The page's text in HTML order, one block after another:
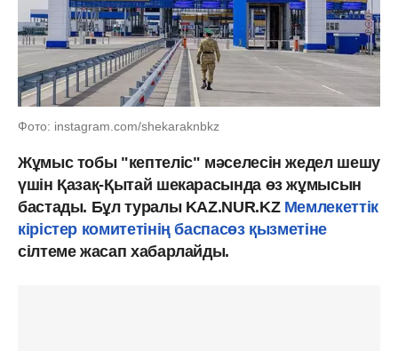
Фото: instagram.com/shekaraknbkz
Жұмыс тобы "кептеліс" мәселесін жедел шешу
үшін Қазақ-Қытай шекарасында өз жұмысын
бастады. Бұл туралы KAZ.NUR.KZ Мемлекеттік
кірістер комитетінің баспасөз қызметіне
сілтеме жасап хабарлайды.